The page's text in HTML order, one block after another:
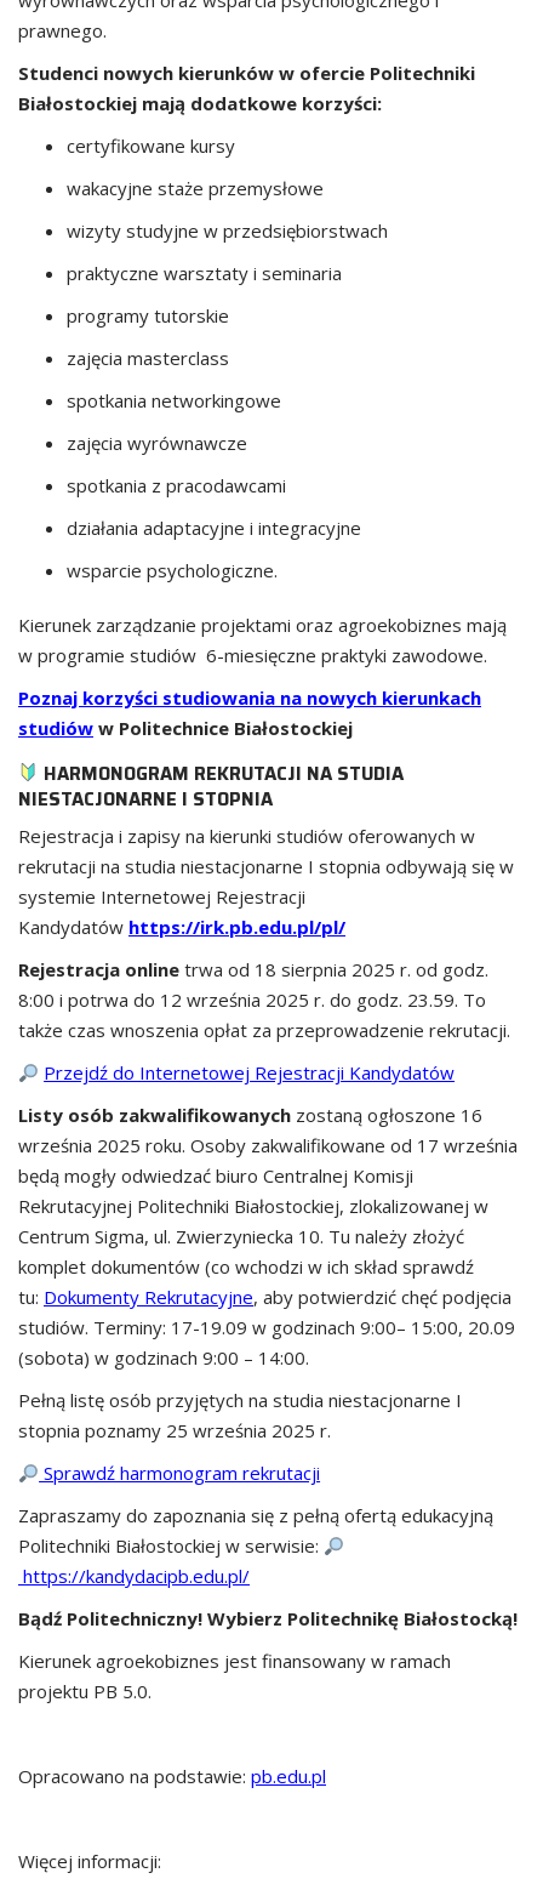
prawnego.
Studenci nowych kierunków w ofercie Politechniki
Białostockiej mają dodatkowe korzyści:
certyfikowane kursy
wakacyjne staże przemysłowe
wizyty studyjne w przedsiębiorstwach
praktyczne warsztaty i seminaria
programy tutorskie
zajęcia masterclass
spotkania networkingowe
zajęcia wyrównawcze
spotkania z pracodawcami
działania adaptacyjne i integracyjne
wsparcie psychologiczne.
Kierunek zarządzanie projektami oraz agroekobiznes mają
w programie studiów 6-miesięczne praktyki zawodowe.
Poznaj korzyści studiowania na nowych kierunkach
studiów w Politechnice Białostockiej
HARMONOGRAM REKRUTACJI NA STUDIA
NIESTACJONARNE I STOPNIA
Rejestracja i zapisy na kierunki studiów oferowanych w
rekrutacji na studia niestacjonarne I stopnia odbywają się w
systemie Internetowej Rejestracji
Kandydatów https://irk.pb.edu.pl/pl/
Rejestracja online trwa od 18 sierpnia 2025 r. od godz.
8:00 i potrwa do 12 września 2025 r. do godz. 23.59. To
także czas wnoszenia opłat za przeprowadzenie rekrutacji.
Przejdź do Internetowej Rejestracji Kandydatów
Listy osób zakwalifikowanych zostaną ogłoszone 16
września 2025 roku. Osoby zakwalifikowane od 17 września
będą mogły odwiedzać biuro Centralnej Komisji
Rekrutacyjnej Politechniki Białostockiej, zlokalizowanej w
Centrum Sigma, ul. Zwierzyniecka 10. Tu należy złożyć
komplet dokumentów (co wchodzi w ich skład sprawdź
tu: Dokumenty Rekrutacyjne, aby potwierdzić chęć podjęcia
studiów. Terminy: 17-19.09 w godzinach 9:00– 15:00, 20.09
(sobota) w godzinach 9:00 – 14:00.
Pełną listę osób przyjętych na studia niestacjonarne I
stopnia poznamy 25 września 2025 r.
Sprawdź harmonogram rekrutacji
Zapraszamy do zapoznania się z pełną ofertą edukacyjną
Politechniki Białostockiej w serwisie:
https://kandydacipb.edu.pl/
Bądź Politechniczny! Wybierz Politechnikę Białostocką!
Kierunek agroekobiznes jest finansowany w ramach
projektu PB 5.0.
Opracowano na podstawie: pb.edu.pl
Więcej informacji: